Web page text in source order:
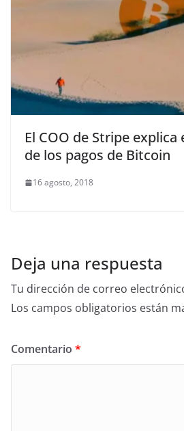
El COO de Stripe
de los pagos de Bitcoin
16 agosto, 2018
Deja una respuesta
Tu dirección de correo
Los campos obligatorios están
Comentario *